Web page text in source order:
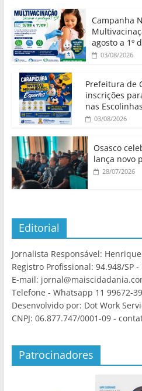
Campanha
agosto a 1º
03/08/2026
Prefeitura de
inscrições
nas
03/08/2026
Osasco
lança novo
28/07/2026
Editorial
Jornalista Responsável:
Registro Profissional: 94.948/SP -
E-mail:
Telefone - Whatsapp 11 99672-
Desenvolvido por: Dot Work
CNPJ: 06.877.747/0001-09 -
Patrocinadores